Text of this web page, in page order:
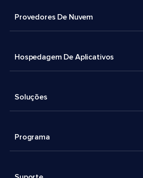
Provedores De Nuvem
Hospedagem De Aplicativos
Soluções
Programa